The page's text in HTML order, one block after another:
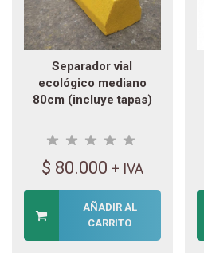
Separador vial
ecológico mediano
80cm (incluye tapas)
$ 80.000 + IVA
AÑADIR AL
CARRITO